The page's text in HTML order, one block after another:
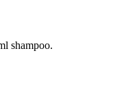
shampoo.